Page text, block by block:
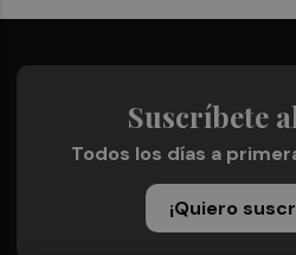
Suscríbete
Todos los días a
¡Quiero